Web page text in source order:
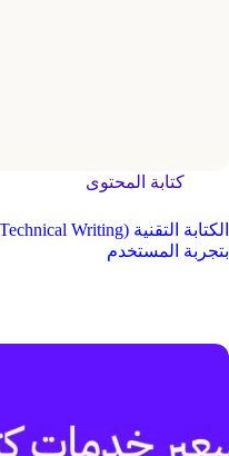
كتابة المحتوى
بتجربة المستخدم